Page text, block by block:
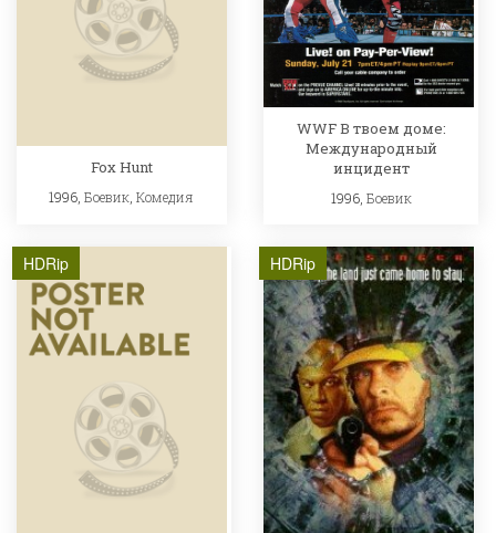
Fox Hunt
1996,Боевик,Комедия
WWF В твоем доме:
Международный
инцидент
1996, Боевик
HDRip HDRip